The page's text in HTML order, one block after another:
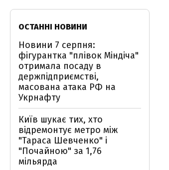
ОСТАННІ НОВИНИ
Новини 7 серпня:
фігурантка "плівок Міндіча"
отримала посаду в
держпідприємстві,
масована атака РФ на
Укрнафту
Київ шукає тих, хто
відремонтує метро між
"Тараса Шевченко" і
"Почайною" за 1,76
мільярда